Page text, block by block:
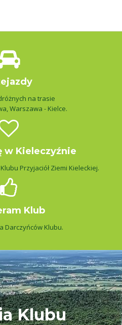
na trasie
Warszawa - Kielce.
w Kieleczyźnie
Przyjaciół Ziemi Kieleckiej.
Klub
Darczyńców Klubu.
Klubu